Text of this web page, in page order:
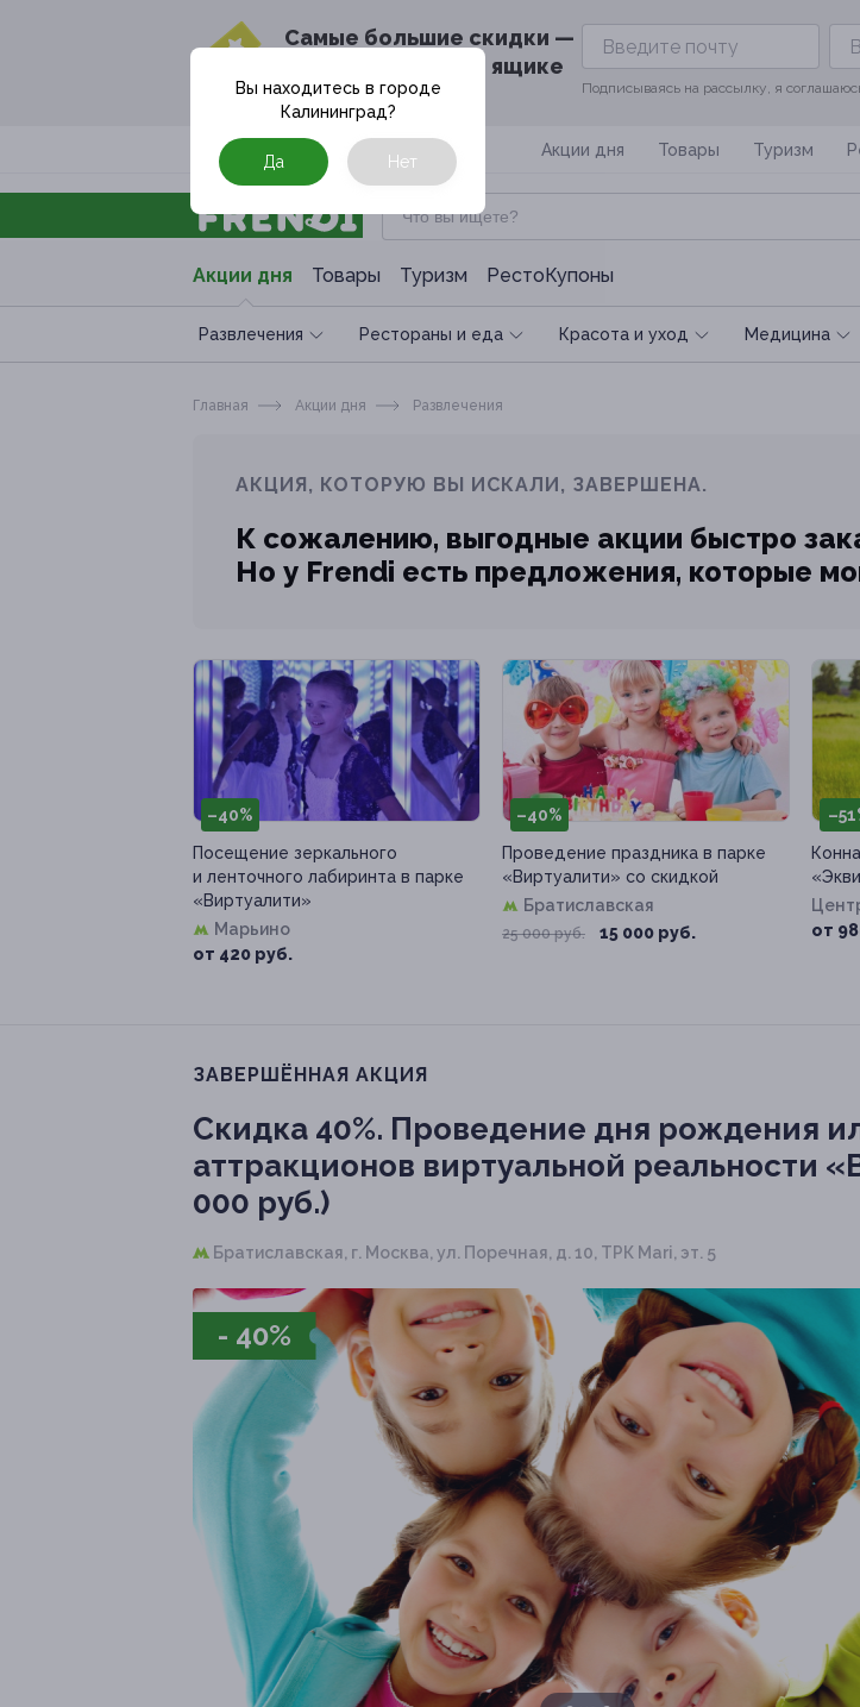
Cамые большие скидки —
в твоём почтовом ящике
Подписываясь на рассылку, я
Москва Акции дня Товары Туризм
Акции дня Товары Туризм РестоКупоны
Развлечения Рестораны и еда Красота и уход Медицина
Вы находитесь в городе
Калининград?
Да Нет
Главная Акции дня Развлечения
АКЦИЯ, КОТОРУЮ ВЫ ИСКАЛИ, ЗАВЕРШЕНА.
К сожалению, выгодные акции быстро
Но у Frendi есть предложения, которые
–40%
Посещение зеркального
и ленточного лабиринта в парке
«Виртуалити»
Марьино
от 420 руб.
–40%
Проведение праздника в парке
«Виртуалити» со скидкой
Братиславская
25 000 руб. 15 000 руб.
от
ЗАВЕРШЁННАЯ АКЦИЯ
Скидка 40%. Проведение дня рождения
аттракционов виртуальной реальности
000 руб.)
Братиславская, г. Москва, ул. Поречная, д. 10, ТРК Mari, эт. 5
- 40%